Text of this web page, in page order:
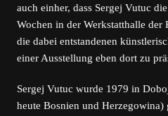
auch einher, dass Sergej Vutuc
Wochen in der Werkstatthalle
die dabei entstandenen
einer Ausstellung eben dort zu
Sergej Vutuc wurde 1979 in
heute Bosnien und Herzegowina)